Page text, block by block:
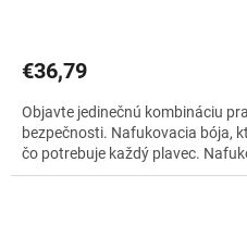
€36,79
Objavte jedinečnú kombináciu
bezpečnosti. Nafukovacia bója,
čo potrebuje každý plavec.